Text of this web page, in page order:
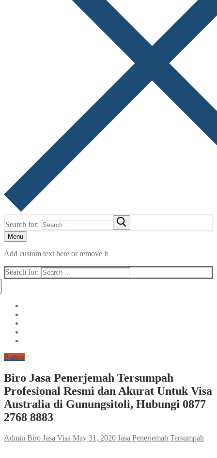
Search for:
Menu
Add custom text here or remove it
Search for:
Button
Biro Jasa Penerjemah Tersumpah
Profesional Resmi dan Akurat Untuk Visa
Australia di Gunungsitoli, Hubungi 0877
2768 8883
Admin Biro Jasa Visa May 31, 2020 Jasa Penerjemah Tersumpah